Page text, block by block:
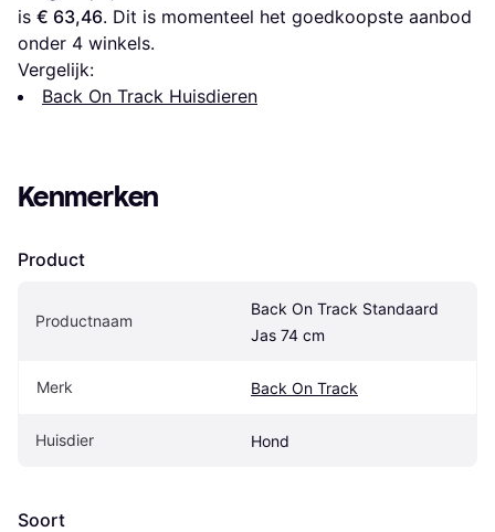
is € 63,46. Dit is momenteel het goedkoopste aanbod
onder 4 winkels.
Vergelijk:
Back On Track Huisdieren
Kenmerken
Product
Productnaam
Back On Track Standaard
Jas 74 cm
Merk Back On Track
Huisdier Hond
Soort